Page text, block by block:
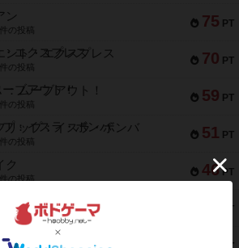
75 PT
ン
の投稿
70 PT
ント・エクスプレス
1件の投稿
59 PT
ムーブアウト！
1件の投稿
51 PT
リップ：イスラ・ボンバ
の投稿
46 PT
ク
1件の投稿
PT
・タイム
8件の投稿